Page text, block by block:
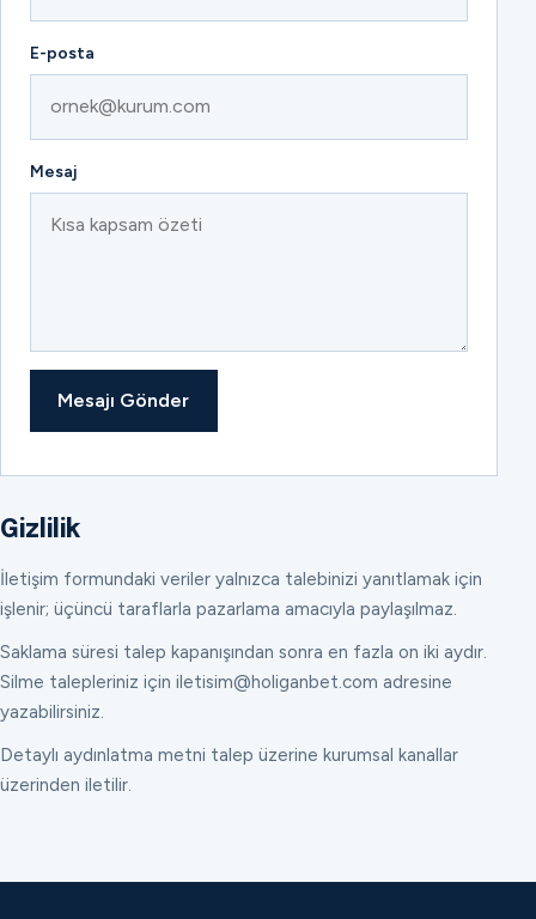
E-posta
Mesaj
Mesajı Gönder
Gizlilik
İletişim formundaki veriler yalnızca talebinizi yanıtlamak için
işlenir; üçüncü taraflarla pazarlama amacıyla paylaşılmaz.
Saklama süresi talep kapanışından sonra en fazla on iki aydır.
Silme talepleriniz için iletisim@holiganbet.com adresine
yazabilirsiniz.
Detaylı aydınlatma metni talep üzerine kurumsal kanallar
üzerinden iletilir.